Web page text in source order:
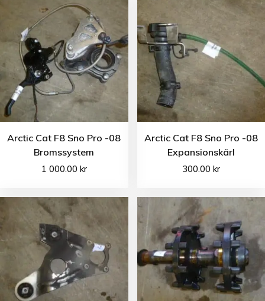
Arctic Cat F8 Sno Pro -08
Bromssystem
1 000.00 kr
Arctic Cat F8 Sno Pro -08
Expansionskärl
300.00 kr